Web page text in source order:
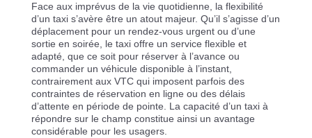
Face aux imprévus de la vie quotidienne, la flexibilité
d’un taxi s’avère être un atout majeur. Qu’il s’agisse d’un
déplacement pour un rendez-vous urgent ou d’une
sortie en soirée, le taxi offre un service flexible et
adapté, que ce soit pour réserver à l’avance ou
commander un véhicule disponible à l’instant,
contrairement aux VTC qui imposent parfois des
contraintes de réservation en ligne ou des délais
d’attente en période de pointe. La capacité d’un taxi à
répondre sur le champ constitue ainsi un avantage
considérable pour les usagers.